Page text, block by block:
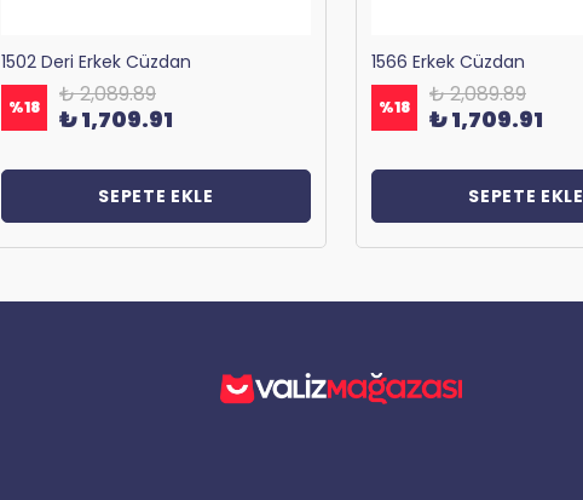
1502 Deri Erkek Cüzdan
%18 ₺ 2,089.89
₺ 1,709.91
SEPETE EKLE
1566 Erkek Cüzdan
%18 ₺ 2,089.89
₺ 1,709.91
SEPETE EKLE